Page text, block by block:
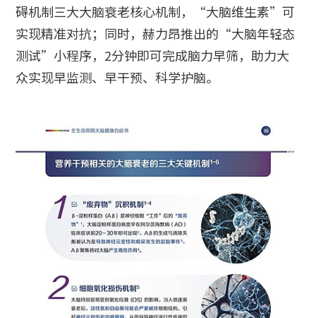
碍机制三大大脑衰老核心机制，“大脑维生素”可
实现精准对抗；同时，赫力昂推出的“大脑年轻态
测试”小程序，2分钟即可完成脑力早筛，助力大
众实现早监测、早干预、科学护脑。